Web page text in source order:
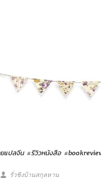
แปลจีน #รีวิวหนังสือ
รั่วชิงบ้านสกุลหาน